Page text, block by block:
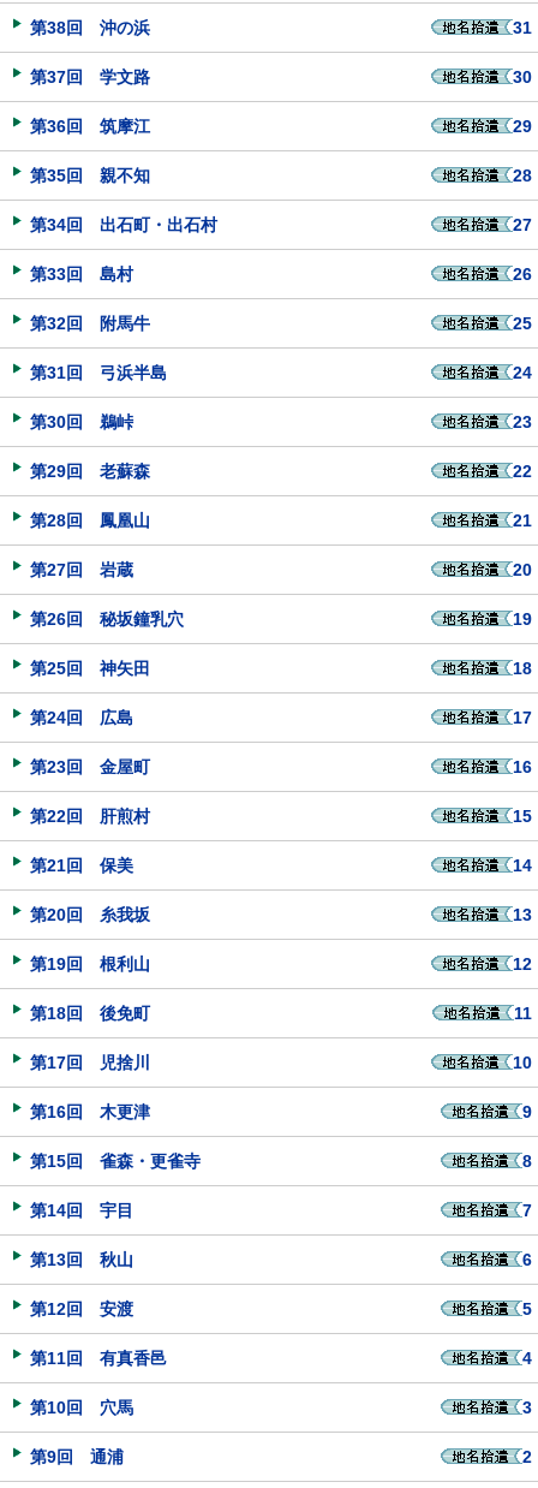
第38回 沖の浜 31
第37回 学文路 30
第36回 筑摩江 29
第35回 親不知 28
第34回 出石町・出石村 27
第33回 島村 26
第32回 附馬牛 25
第31回 弓浜半島 24
第30回 鵜峠 23
第29回 老蘇森 22
第28回 鳳凰山 21
第27回 岩蔵 20
第26回 秘坂鐘乳穴 19
第25回 神矢田 18
第24回 広島 17
第23回 金屋町 16
第22回 肝煎村 15
第21回 保美 14
第20回 糸我坂 13
第19回 根利山 12
第18回 後免町 11
第17回 児捨川 10
第16回 木更津 9
第15回 雀森・更雀寺 8
第14回 宇目 7
第13回 秋山 6
第12回 安渡 5
第11回 有真香邑 4
第10回 穴馬 3
第9回 通浦 2